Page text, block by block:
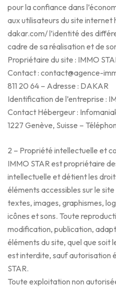
pour la confiance dans
aux utilisateurs du site
dakar.com/ l’identité des
cadre de sa réalisation et de
Propriétaire du site : IMMO
Contact : contact@agence-
811 20 64 – Adresse : DAKAR
Identification de l’entreprise :
Contact Hébergeur :
1227 Genève, Suisse –
2 – Propriété intellectuelle et
IMMO STAR est propriétaire
intellectuelle et détient les
éléments accessibles sur le
textes, images, graphismes,
icônes et sons. Toute
modification, publication,
éléments du site, quel que soit
est interdite, sauf autorisation
STAR.
Toute exploitation non